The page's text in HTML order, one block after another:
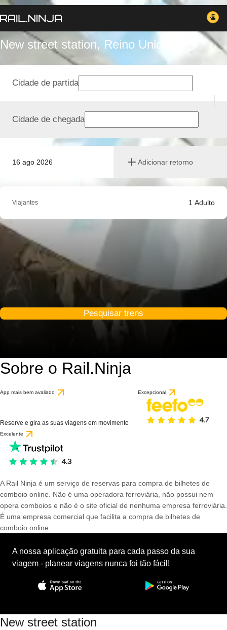
New street station, Reino Unido
16 ago 2026 Adicionar retorno
Cidade de partida
Cidade de chegada
Viajantes 1 Adulto
Pesquisar trens
Sobre o Rail.Ninja
App mais bem avaliado
Reserve e gira as suas viagens em movimento
Excepcional
Excelente
A Rail Ninja é um serviço de reservas para compra de bilhetes de
comboio online. Não é uma operadora ferroviária, não possui nem
opera comboios e não é o site oficial de nenhuma empresa ferroviária.
É uma empresa comercial que facilita a compra de bilhetes de
comboio online.
A nossa aplicação gratuita para cada passo da sua
viagem - planear viagens nunca foi tão fácil!
New street station